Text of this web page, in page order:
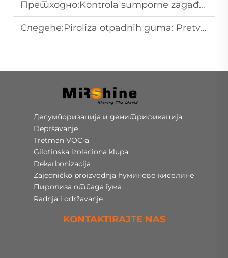
Претходно:Kontrola sumporne zagađenja: Važnost odbijanja sumpovodnih plinova
Следеће:Piroliza otpadnih guma: Pretvaranje starih guma u vredne resurse
Десумпоризација и денитрификација
Depršavanje
Tretman VOC-a
Gilotinska izolaciona klupa
Dekarbonizacija
Zajedničko proizvodnja hуминове киселине
Пиролиза отпада гума
Radnja i održavanje
KONTAKTIRAJTE NAS